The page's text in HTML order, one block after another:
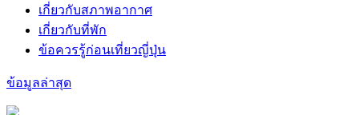
เกี่ยวกับสภาพอากาศ
เกี่ยวกับที่พัก
ข้อควรรู้ก่อนเที่ยวญี่ปุ่น
ข้อมูลล่าสุด